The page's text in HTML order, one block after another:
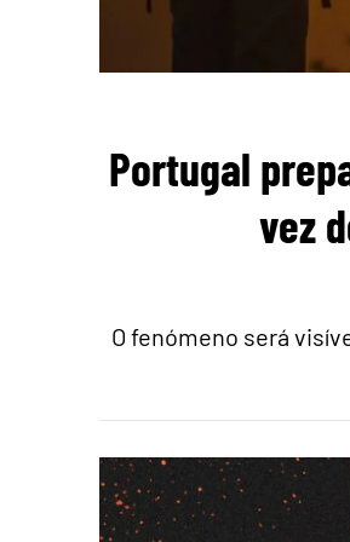
Portugal
vez
O fenómeno será